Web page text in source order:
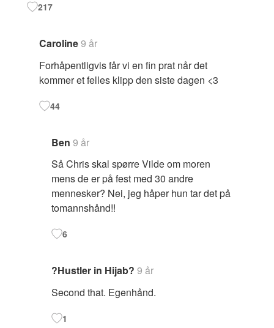
217
Caroline9 år
Forhåpentligvis får vi en fin prat når det
kommer et felles klipp den siste dagen <3
44
Ben 9 år
Så Chris skal spørre Vilde om moren
mens de er på fest med 30 andre
mennesker? Nei, jeg håper hun tar det på
tomannshånd!!
6
?Hustler in Hijab? 9 år
Second that. Egenhånd.
1